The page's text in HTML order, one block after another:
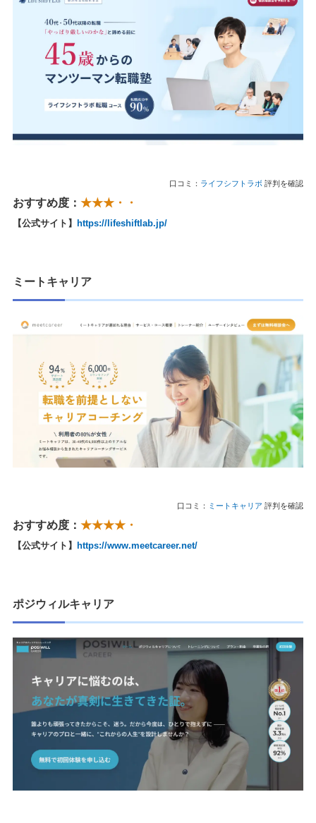
口コミ： ライフシフトラボ 評判を確認
おすすめ度： ★★★・・
【公式サイト】 https://lifeshiftlab.jp/
ミートキャリア
口コミ： ミートキャリア 評判を確認
おすすめ度： ★★★★・
【公式サイト】 https://www.meetcareer.net/
ポジウィルキャリア